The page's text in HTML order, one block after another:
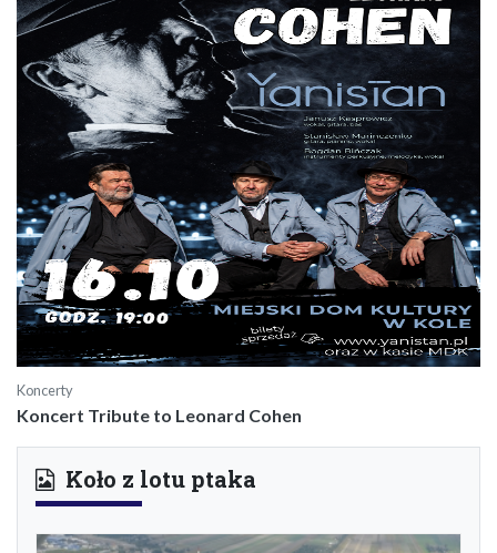
Koncerty
Koncert Tribute to Leonard Cohen
Koło z lotu ptaka